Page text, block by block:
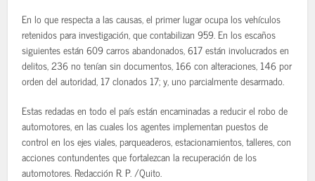
En lo que respecta a las causas, el primer lugar ocupa los vehículos
retenidos para investigación, que contabilizan 959. En los escaños
siguientes están 609 carros abandonados, 617 están involucrados en
delitos, 236 no tenían sin documentos, 166 con alteraciones, 146 por
orden del autoridad, 17 clonados 17; y, uno parcialmente desarmado.
Estas redadas en todo el país están encaminadas a reducir el robo de
automotores, en las cuales los agentes implementan puestos de
control en los ejes viales, parqueaderos, estacionamientos, talleres, con
acciones contundentes que fortalezcan la recuperación de los
automotores. Redacción R. P. /Quito.